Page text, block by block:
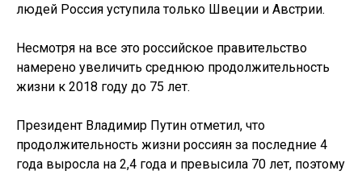
людей Россия уступила только Швеции и Австрии.
Несмотря на все это российское правительство
намерено увеличить среднюю продолжительность
жизни к 2018 году до 75 лет.
Президент Владимир Путин отметил, что
продолжительность жизни россиян за последние 4
года выросла на 2,4 года и превысила 70 лет, поэтому